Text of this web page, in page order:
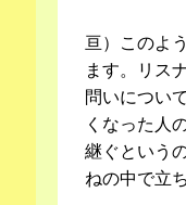
亘）このよ
ます。リス
問いについ
くなった人
継ぐという
ねの中で立